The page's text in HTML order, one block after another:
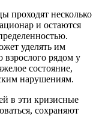
проходят несколько
и остаются
уделять им
взрослого рядом у
состояние,
нарушениям.
в эти кризисные
сохраняют